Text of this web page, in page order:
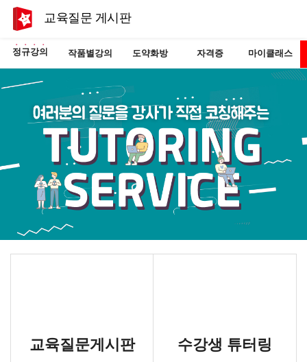
교육질문 게시판
정규강의 작품별강의 도약화방 자격증 마이클래스
교육질문게시판 수강생 튜터링